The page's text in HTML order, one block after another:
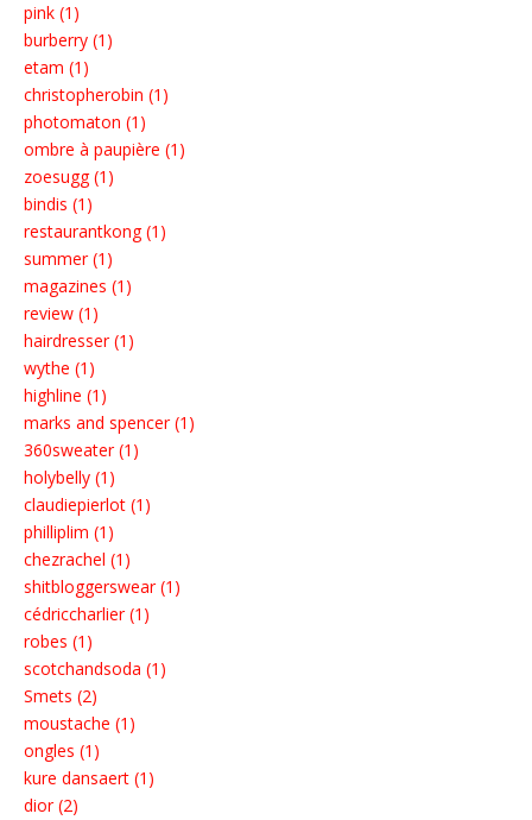
pink (1)
burberry (1)
etam (1)
christopherobin (1)
photomaton (1)
ombre à paupière (1)
zoesugg (1)
bindis (1)
restaurantkong (1)
summer (1)
magazines (1)
review (1)
hairdresser (1)
wythe (1)
highline (1)
marks and spencer (1)
360sweater (1)
holybelly (1)
claudiepierlot (1)
philliplim (1)
chezrachel (1)
shitbloggerswear (1)
cédriccharlier (1)
robes (1)
scotchandsoda (1)
Smets (2)
moustache (1)
ongles (1)
kure dansaert (1)
dior (2)